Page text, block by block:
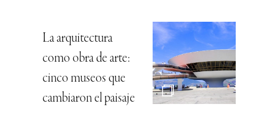
La arquitectura
como obra de arte:
cinco museos que
cambiaron el paisaje